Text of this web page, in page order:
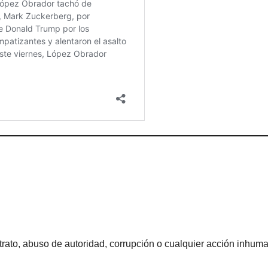
abuso de autoridad, corrupción o cualquier acción